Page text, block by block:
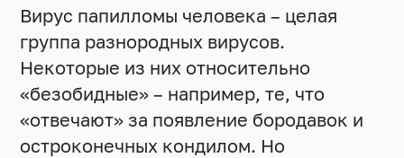
Вирус папилломы человека – целая
группа разнородных вирусов.
Некоторые из них относительно
«безобидные» – например, те, что
«отвечают» за появление бородавок и
остроконечных кондилом. Но